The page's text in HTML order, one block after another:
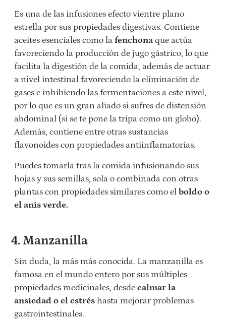
Es una de las infusiones efecto vientre plano
estrella por sus propiedades digestivas. Contiene
aceites esenciales como la fenchona que actúa
favoreciendo la producción de jugo gástrico, lo que
facilita la digestión de la comida, además de actuar
a nivel intestinal favoreciendo la eliminación de
gases e inhibiendo las fermentaciones a este nivel,
por lo que es un gran aliado si sufres de distensión
abdominal (si se te pone la tripa como un globo).
Además, contiene entre otras sustancias
flavonoides con propiedades antiinflamatorias.
Puedes tomarla tras la comida infusionando sus
hojas y sus semillas, sola o combinada con otras
plantas con propiedades similares como el boldo o
el anís verde.
4. Manzanilla
Sin duda, la más más conocida. La manzanilla es
famosa en el mundo entero por sus múltiples
propiedades medicinales, desde calmar la
ansiedad o el estrés hasta mejorar problemas
gastrointestinales.